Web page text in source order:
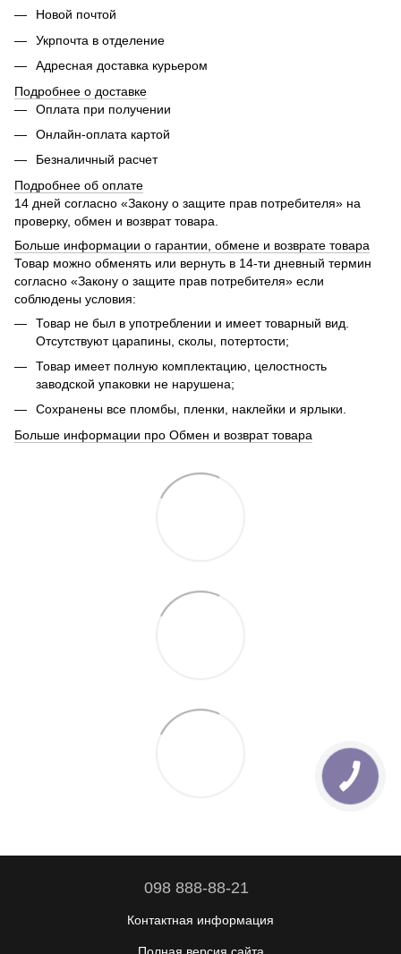
Новой почтой
Укрпочта в отделение
Адресная доставка курьером
Подробнее о доставке
Оплата при получении
Онлайн-оплата картой
Безналичный расчет
Подробнее об оплате
14 дней согласно «Закону о защите прав потребителя» на
проверку, обмен и возврат товара.
Больше информации о гарантии, обмене и возврате товара
Товар можно обменять или вернуть в 14-ти дневный термин
согласно «Закону о защите прав потребителя» если
соблюдены условия:
Товар не был в употреблении и имеет товарный вид.
Отсутствуют царапины, сколы, потертости;
Товар имеет полную комплектацию, целостность
заводской упаковки не нарушена;
Сохранены все пломбы, пленки, наклейки и ярлыки.
Больше информации про Обмен и возврат товара
098 888-88-21
Контактная информация